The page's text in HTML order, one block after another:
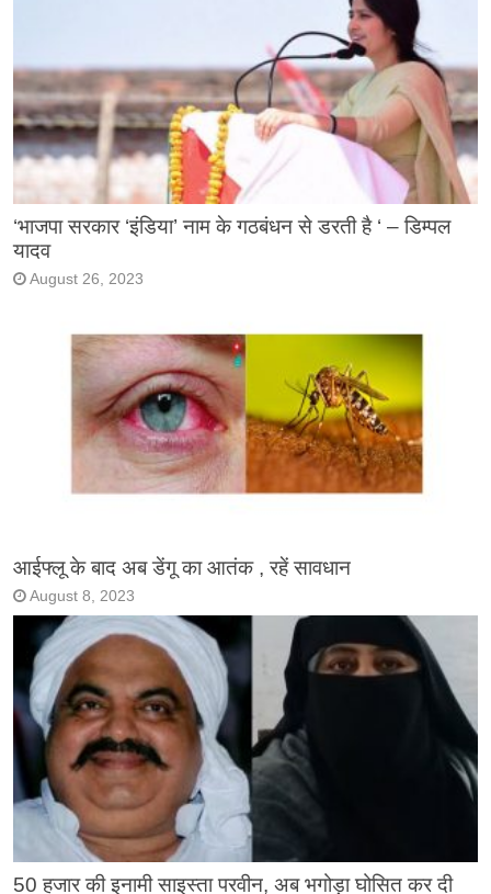
‘भाजपा सरकार ‘इंडिया’ नाम के गठबंधन से डरती है ‘ – डिम्पल
यादव
August 26, 2023
आईफ्लू के बाद अब डेंगू का आतंक , रहें सावधान
August 8, 2023
50 हजार की इनामी साइस्ता परवीन, अब भगोड़ा घोसित कर दी